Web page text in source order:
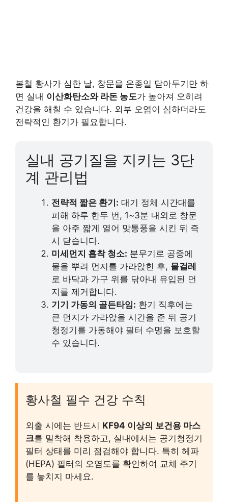
봄철 황사가 심한 날, 창문을 온종일 닫아두기만 하
면 실내 이산화탄소와 라돈 농도가 높아져 오히려
건강을 해칠 수 있습니다. 외부 오염이 심하더라도
전략적인 환기가 필요합니다.
실내 공기질을 지키는 3단
계 관리법
전략적 짧은 환기: 대기 정체 시간대를
피해 하루 한두 번, 1~3분 내외로 창문
을 아주 짧게 열어 맞통풍을 시킨 뒤 즉
시 닫습니다.
미세먼지 흡착 청소: 분무기로 공중에
물을 뿌려 먼지를 가라앉힌 후, 물걸레
로 바닥과 가구 위를 닦아내 유입된 먼
지를 제거합니다.
기기 가동의 골든타임: 환기 직후에는
큰 먼지가 가라앉을 시간을 준 뒤 공기
청정기를 가동해야 필터 수명을 보호할
수 있습니다.
황사철 필수 건강 수칙
외출 시에는 반드시 KF94 이상의 보건용 마스
크를 밀착해 착용하고, 실내에서는 공기청정기
필터 상태를 미리 점검해야 합니다. 특히 헤파
(HEPA) 필터의 오염도를 확인하여 교체 주기
를 놓치지 마세요.